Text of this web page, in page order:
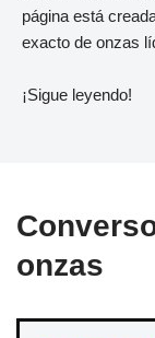
página está
exacto de onzas
¡Sigue leyendo!
onzas